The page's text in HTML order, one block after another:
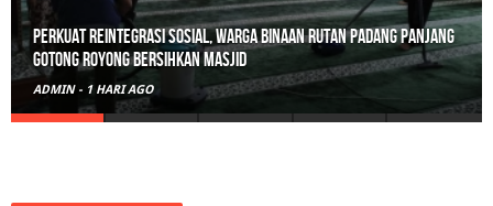
Polisi Sita 82 Paket Ganja Siap Edar di Tanah Datar
ADMIN - 2 HARI AGO